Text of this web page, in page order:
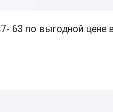
63 по выгодной цене